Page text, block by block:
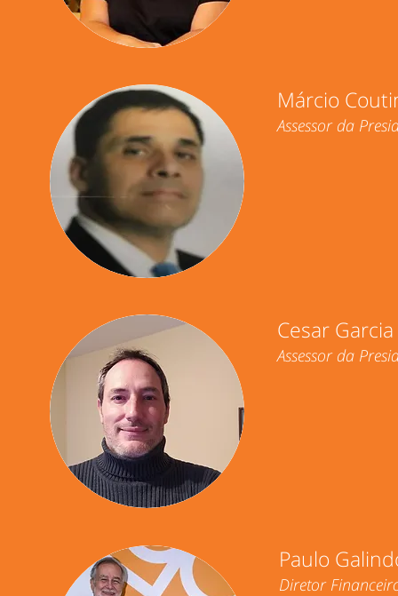
Márcio
Assessor da
Cesar
Assessor da
Paulo
Diretor